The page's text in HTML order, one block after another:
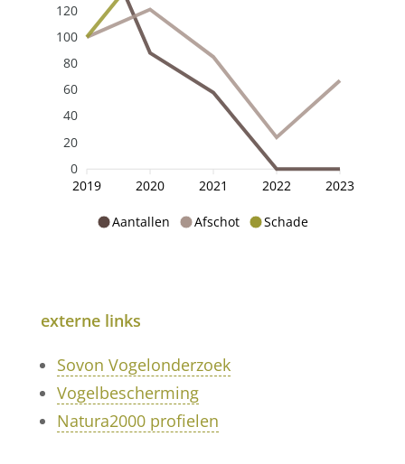
Aantallen Afschot Schade
120
100
80
60
40
20
0
2019
2020 2021 2022 2023
externe links
Sovon Vogelonderzoek
Vogelbescherming
Natura2000 profielen